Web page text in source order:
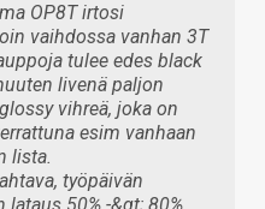
OP8T irtosi
vaihdossa vanhan 3T
tulee edes black
livenä paljon
vihreä, joka on
esim vanhaan
lista.
työpäivän